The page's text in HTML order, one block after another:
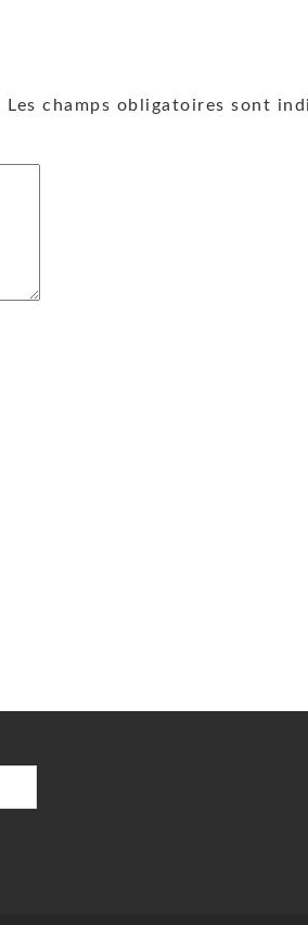
Les champs obligatoires sont